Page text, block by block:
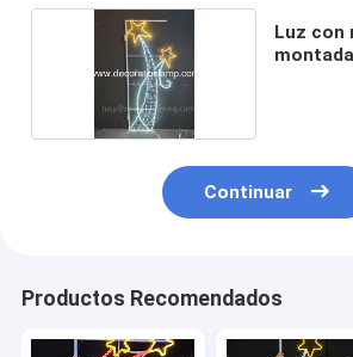
Luz con
Continuar
Productos Recomendados